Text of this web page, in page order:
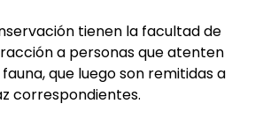
tienen la facultad de
a personas que atenten
que luego son remitidas a
correspondientes.